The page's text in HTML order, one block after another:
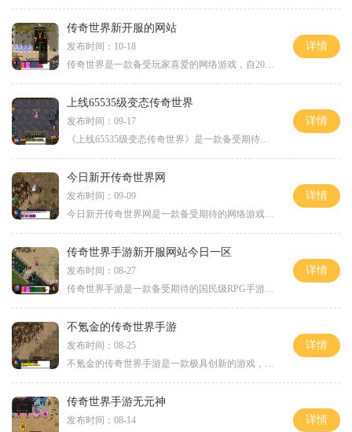
传奇世界新开服的网站
发布时间：10-18
传奇世界是一款备受玩家喜爱的网络游戏，自2001年首次推出以来，迅速在全球范围内赢得了大量忠实玩家。为了满足玩家们的需求，不断有新的传奇世界私服网站陆续开设。今天我将为
详情
上线65535级变态传奇世界
发布时间：09-17
《上线65535级变态传奇世界》是一款备受期待的多人在线角色扮演游戏（MMORPG），它带给玩家一个庞大、变幻莫测的游戏世界，让玩家能够在其中体验到极致的冒险与挑战。该游戏不仅具
详情
今日新开传奇世界网
发布时间：09-09
今日新开传奇世界网是一款备受期待的网络游戏，经过多年的研发和改进，终于在今天正式上线了。作为一款经典的传奇游戏，它继承了传奇游戏的特色玩法，同时也加入了许多新的元
详情
传奇世界手游新开服网站今日一区
发布时间：08-27
传奇世界手游是一款备受期待的国民级RPG手游，该游戏以其丰富的游戏内容和刺激的玩法而备受玩家们的喜爱。今天非常荣幸地向大家宣布，传奇世界手游新开服网站今日一区正式上线
详情
不氪金的传奇世界手游
发布时间：08-25
不氪金的传奇世界手游是一款极具创新的游戏，它以其独特的玩法方式吸引了无数玩家的关注。在这个游戏中，你可以体验到精彩纷呈的冒险故事，感受到浩瀚广阔的游戏世界。与其他
详情
传奇世界手游无元神
发布时间：08-14
详情